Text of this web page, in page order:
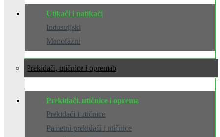
Utikači i natikači
Industrijski
Monofazni
Prekidači, utičnice i oprema
Prekidači, utičnice i oprema
Prekidači i utičnice
Pametni prekidači i utičnice